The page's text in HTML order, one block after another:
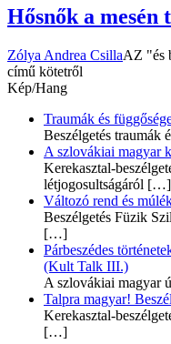
Hősnők a mesén
Zólya Andrea CsillaAZ "és
című kötetről
Kép/Hang
Traumák és
Beszélgetés traumák
A szlovákiai magyar
Kerekasztal-
létjogosultságáról […]
Változó rend és
Beszélgetés Füzik
[…]
Párbeszédes
(Kult Talk III.)
A szlovákiai magyar
Talpra magyar!
Kerekasztal-
[…]